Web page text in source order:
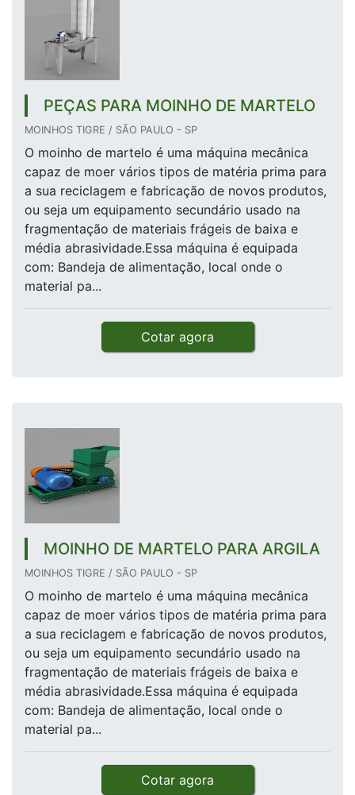
PEÇAS PARA MOINHO DE MARTELO
MOINHOS TIGRE / SÃO PAULO - SP
O moinho de martelo é uma máquina mecânica
capaz de moer vários tipos de matéria prima para
a sua reciclagem e fabricação de novos produtos,
ou seja um equipamento secundário usado na
fragmentação de materiais frágeis de baixa e
média abrasividade.Essa máquina é equipada
com: Bandeja de alimentação, local onde o
material pa...
Cotar agora
MOINHO DE MARTELO PARA ARGILA
MOINHOS TIGRE / SÃO PAULO - SP
O moinho de martelo é uma máquina mecânica
capaz de moer vários tipos de matéria prima para
a sua reciclagem e fabricação de novos produtos,
ou seja um equipamento secundário usado na
fragmentação de materiais frágeis de baixa e
média abrasividade.Essa máquina é equipada
com: Bandeja de alimentação, local onde o
material pa...
Cotar agora